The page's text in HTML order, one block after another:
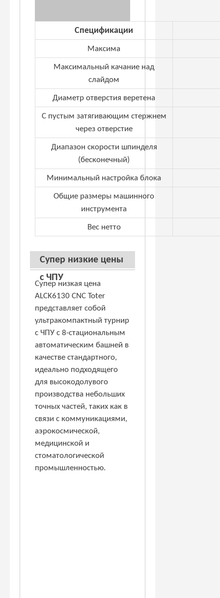
Спецификации
Максима
Максимальный качание над
слайдом
Диаметр отверстия веретена
С пустым затягивающим стержнем
через отверстие
Диапазон скорости шпинделя
(бесконечный)
Минимальный настройка блока
Общие размеры машинного
инструмента
Вес нетто
Супер низкие цены
с ЧПУ
Супер низкая цена
ALCK6130 CNC Toter
представляет собой
ультракомпактный турнир
с ЧПУ с 8-стациональным
автоматическим башней в
качестве стандартного,
идеально подходящего
для высокодолувого
производства небольших
точных частей, таких как в
связи с коммуникациями,
аэрокосмической,
медицинской и
стоматологической
промышленностью.